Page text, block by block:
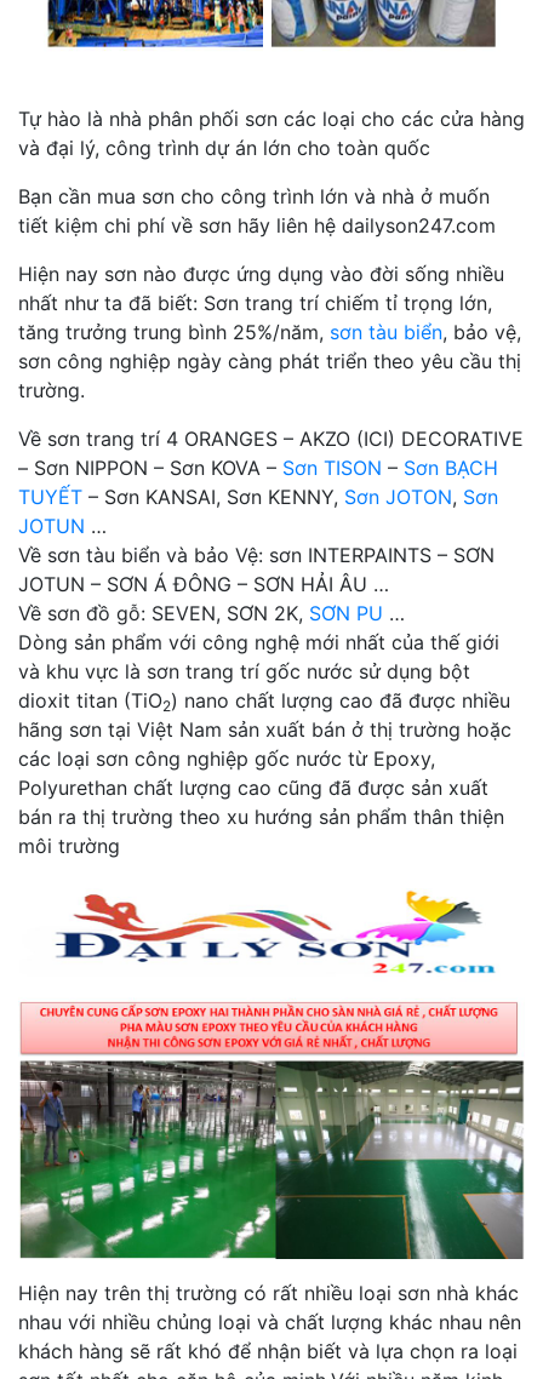
Tự hào là nhà phân phối sơn các loại cho các cửa hàng
và đại lý, công trình dự án lớn cho toàn quốc
Bạn cần mua sơn cho công trình lớn và nhà ở muốn
tiết kiệm chi phí về sơn hãy liên hệ dailyson247.com
Hiện nay sơn nào được ứng dụng vào đời sống nhiều
nhất như ta đã biết: Sơn trang trí chiếm tỉ trọng lớn,
tăng trưởng trung bình 25%/năm, sơn tàu biển, bảo vệ,
sơn công nghiệp ngày càng phát triển theo yêu cầu thị
trường.
Về sơn trang trí 4 ORANGES – AKZO (ICI) DECORATIVE
– Sơn NIPPON – Sơn KOVA – Sơn TISON – Sơn BẠCH
TUYẾT – Sơn KANSAI, Sơn KENNY, Sơn JOTON, Sơn
JOTUN …
Về sơn tàu biển và bảo Vệ: sơn INTERPAINTS – SƠN
JOTUN – SƠN Á ĐÔNG – SƠN HẢI ÂU …
Về sơn đồ gỗ: SEVEN, SƠN 2K, SƠN PU …
Dòng sản phẩm với công nghệ mới nhất của thế giới
và khu vực là sơn trang trí gốc nước sử dụng bột
dioxit titan (TiO2) nano chất lượng cao đã được nhiều
hãng sơn tại Việt Nam sản xuất bán ở thị trường hoặc
các loại sơn công nghiệp gốc nước từ Epoxy,
Polyurethan chất lượng cao cũng đã được sản xuất
bán ra thị trường theo xu hướng sản phẩm thân thiện
môi trường
Hiện nay trên thị trường có rất nhiều loại sơn nhà khác
nhau với nhiều chủng loại và chất lượng khác nhau nên
khách hàng sẽ rất khó để nhận biết và lựa chọn ra loại